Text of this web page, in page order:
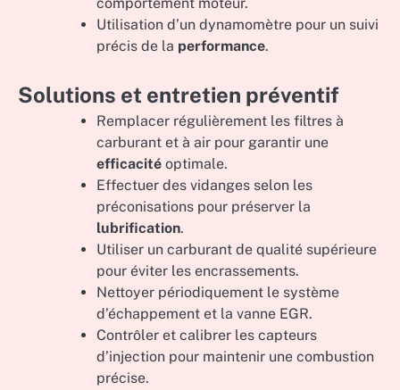
Utilisation d’un dynamomètre pour un suivi
précis de la performance.
Solutions et entretien préventif
Remplacer régulièrement les filtres à
carburant et à air pour garantir une
efficacité optimale.
Effectuer des vidanges selon les
préconisations pour préserver la
lubrification.
Utiliser un carburant de qualité supérieure
pour éviter les encrassements.
Nettoyer périodiquement le système
d’échappement et la vanne EGR.
Contrôler et calibrer les capteurs
d’injection pour maintenir une combustion
précise.